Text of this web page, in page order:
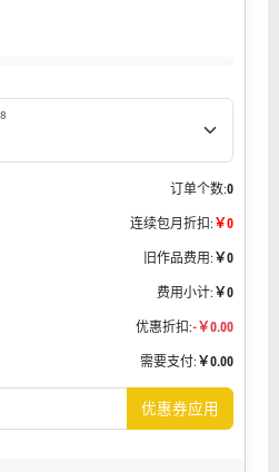
订单个数:0
连续包月折扣: ￥0
旧作品费用: ￥0
费用小计: ￥0
优惠折扣:-￥0.00
需要支付: ￥0.00
优惠券应用